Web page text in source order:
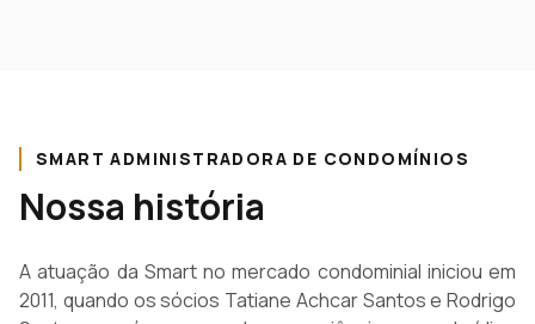
SMART ADMINISTRADORA DE CONDOMÍNIOS
Nossa história
A atuação da Smart no mercado condominial iniciou em
2011, quando os sócios Tatiane Achcar Santos e Rodrigo